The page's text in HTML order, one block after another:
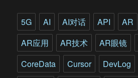
5G AI AI对话 API AR
AR应用
AR技术 AR眼镜
CoreData
Cursor DevLog